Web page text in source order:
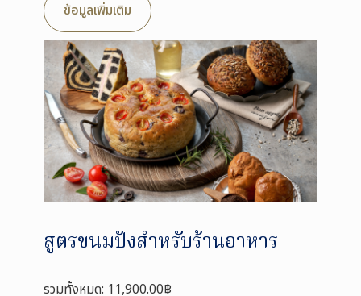
ข้อมูลเพิ่มเติม
สูตรขนมปังสำหรับร้านอาหาร
รวมทั้งหมด: 11,900.00฿